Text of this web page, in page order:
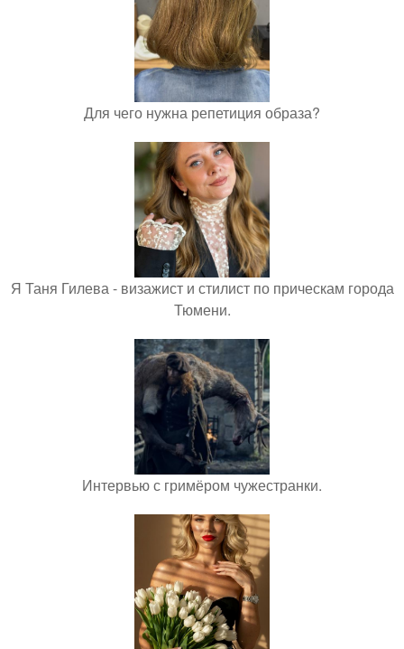
Для чего нужна репетиция образа?
Я Таня Гилева - визажист и стилист по прическам города
Тюмени.
Интервью с гримёром чужестранки.